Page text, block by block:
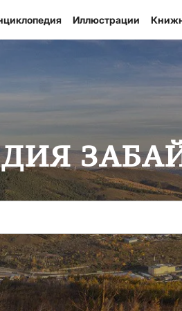
Иллюстрации